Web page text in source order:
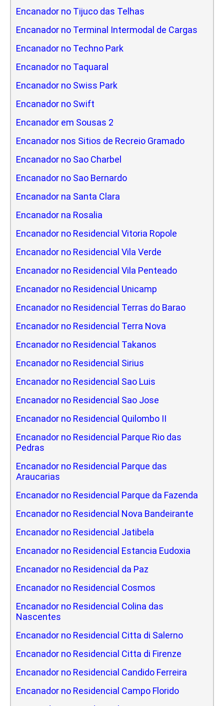
Encanador no Tijuco das Telhas
Encanador no Terminal Intermodal de Cargas
Encanador no Techno Park
Encanador no Taquaral
Encanador no Swiss Park
Encanador no Swift
Encanador em Sousas 2
Encanador nos Sitios de Recreio Gramado
Encanador no Sao Charbel
Encanador no Sao Bernardo
Encanador na Santa Clara
Encanador na Rosalia
Encanador no Residencial Vitoria Ropole
Encanador no Residencial Vila Verde
Encanador no Residencial Vila Penteado
Encanador no Residencial Unicamp
Encanador no Residencial Terras do Barao
Encanador no Residencial Terra Nova
Encanador no Residencial Takanos
Encanador no Residencial Sirius
Encanador no Residencial Sao Luis
Encanador no Residencial Sao Jose
Encanador no Residencial Quilombo II
Encanador no Residencial Parque Rio das
Pedras
Encanador no Residencial Parque das
Araucarias
Encanador no Residencial Parque da Fazenda
Encanador no Residencial Nova Bandeirante
Encanador no Residencial Jatibela
Encanador no Residencial Estancia Eudoxia
Encanador no Residencial da Paz
Encanador no Residencial Cosmos
Encanador no Residencial Colina das
Nascentes
Encanador no Residencial Citta di Salerno
Encanador no Residencial Citta di Firenze
Encanador no Residencial Candido Ferreira
Encanador no Residencial Campo Florido